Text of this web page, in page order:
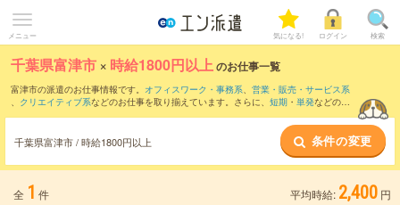
メニュー 気になる! ログイン 検索
千葉県富津市 × 時給1800円以上のお仕事一覧
富津市の派遣のお仕事情報です。 オフィスワーク・事務系、 営業・販売・サービス系
、 クリエイティブ系などのお仕事を取り揃えています。さらに、 短期 ・ 単発などの期
千葉県富津市 / 時給1800円以上 条件の変更
全 1 件 平均時給: 2,400 円